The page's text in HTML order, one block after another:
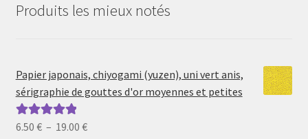
Produits les mieux notés
Papier japonais, chiyogami (yuzen), uni vert anis,
sérigraphie de gouttes d'or moyennes et petites
Note5.00sur
6.50 € – 19.00 €Plage